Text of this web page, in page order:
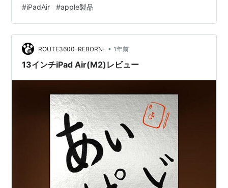
に。 いつもは数秒で復活するのですが、今回は10分以上
復活せず。 トヨタに連絡。原因不明。 ソフトウエアのバ
グではないかという見解ですが、ナビを使っている時に
突然消えると頼っているだけにびっくりします。 知って
いる場所でしたので、余裕を持ってタブレットのGoogle
#iPadAir #apple製品
ROUTE3600-REBORN- • 1年前
13インチiPad Air(M2)レビュー